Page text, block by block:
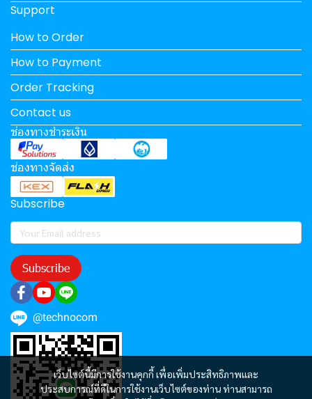
เว็บไซต์นี้มีการใช้งานคุกกี้ เพื่อเพิ่มประสิทธิภาพและ
ประสบการณ์ที่ดีในการใช้งานเว็บไซต์ของท่าน ท่านสามารถ
Support
How to Order
How to Payment
Order Tracking
Contact us
ช่องทางชำระเงิน
ช่องทางจัดส่ง
Subscribe
Subscribe
@technocom